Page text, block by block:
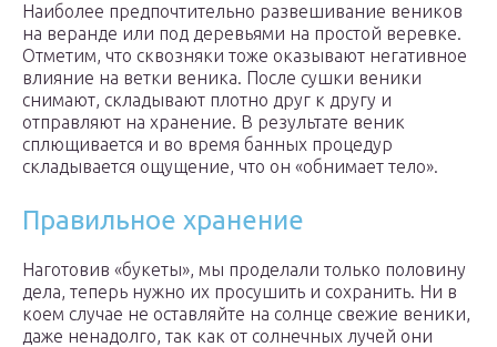
Наиболее предпочтительно развешивание веников
на веранде или под деревьями на простой веревке.
Отметим, что сквозняки тоже оказывают негативное
влияние на ветки веника. После сушки веники
снимают, складывают плотно друг к другу и
отправляют на хранение. В результате веник
сплющивается и во время банных процедур
складывается ощущение, что он «обнимает тело».
Правильное хранение
Наготовив «букеты», мы проделали только половину
дела, теперь нужно их просушить и сохранить. Ни в
коем случае не оставляйте на солнце свежие веники,
даже ненадолго, так как от солнечных лучей они